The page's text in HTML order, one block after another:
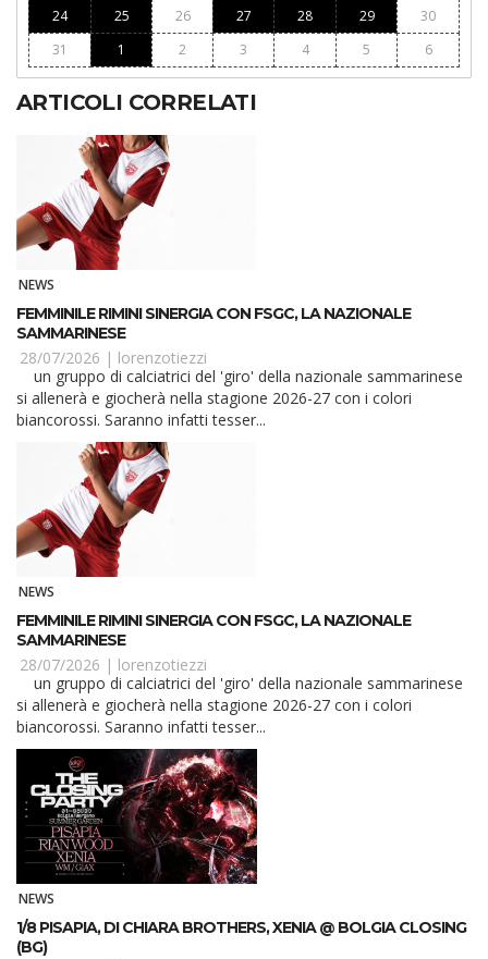
24 25 26 27 28 29
30
31
1 2 3 4 5 6
ARTICOLI CORRELATI
NEWS
FEMMINILE RIMINI SINERGIA CON FSGC, LA NAZIONALE
SAMMARINESE
28/07/2026 | lorenzotiezzi
si allenerà e giocherà nella stagione 2026-27 con i colori
biancorossi. Saranno infatti tesser...
NEWS
FEMMINILE RIMINI SINERGIA CON FSGC, LA NAZIONALE
SAMMARINESE
28/07/2026 | lorenzotiezzi
si allenerà e giocherà nella stagione 2026-27 con i colori
biancorossi. Saranno infatti tesser...
NEWS
1/8 PISAPIA, DI CHIARA BROTHERS, XENIA @ BOLGIA CLOSING
(BG)